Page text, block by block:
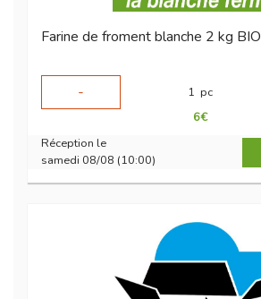
Farine de froment blanche 2 kg BIO
-
1 pc
6€
Réception le
samedi 08/08 (10:00)